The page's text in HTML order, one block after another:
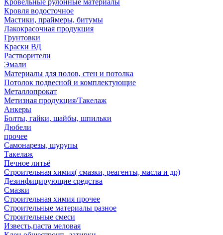
Кровельные рулонные материалы
Кровля водосточное
Мастики, праймеры, битумы
Лакокрасочная продукция
Грунтовки
Краски ВД
Растворители
Эмали
Материалы для полов, стен и потолка
Потолок подвесной и комплектующие
Металлопрокат
Метизная продукция/Такелаж
Анкеры
Болты, гайки, шайбы, шпильки
Дюбели
прочее
Самонарезы, шурупы
Такелаж
Печное литьё
Строительная химия( смазки, реагенты, масла и др)
Дезинфицирующие средства
Смазки
Строительная химия прочее
Строительные материалы разное
Строительные смеси
Известь,паста меловая